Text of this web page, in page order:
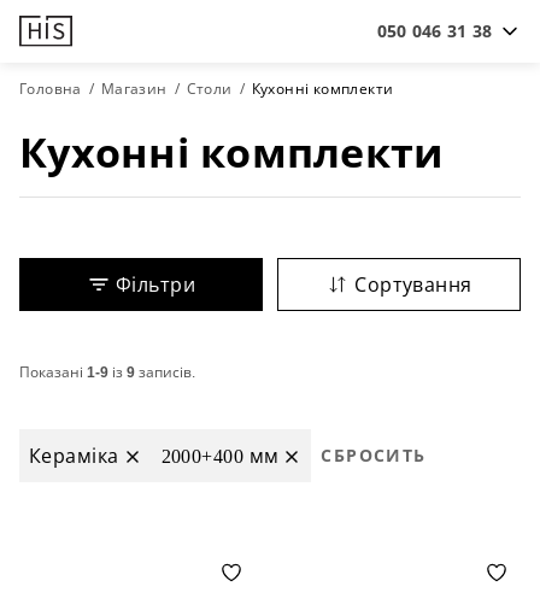
050 046 31 38
Головна Магазин Столи Кухонні комплекти
Кухонні комплекти
Фільтри Сортування
Показані 1-9 із9записів.
Кераміка 2000+400 мм СБРОСИТЬ